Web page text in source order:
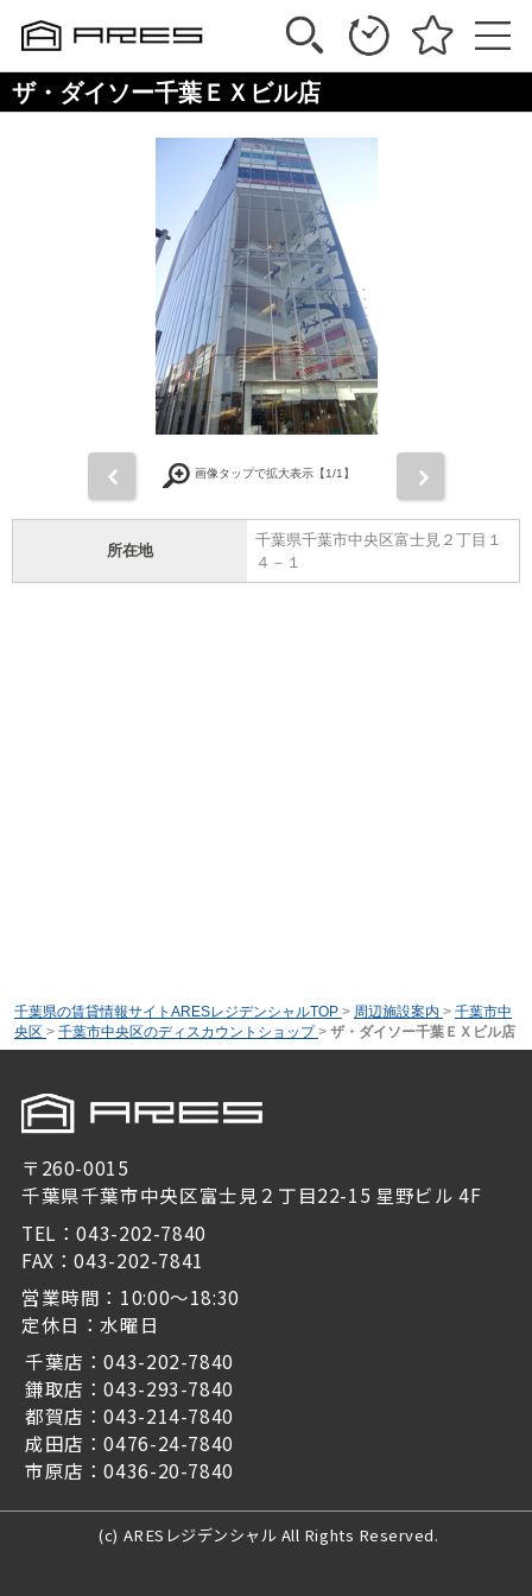
ザ・ダイソー千葉ＥＸビル店
画像タップで拡大表示【1/1】
所在地
千葉県千葉市中央区富士見２丁目１
４－１
千葉県の賃貸情報サイトARESレジデンシャルTOP > 周辺施設案内 > 千葉市中
央区 > 千葉市中央区のディスカウントショップ > ザ・ダイソー千葉ＥＸビル店
〒260-0015
千葉県千葉市中央区富士見２丁目22-15 星野ビル 4F
TEL：043-202-7840
FAX：043-202-7841
営業時間：10:00～18:30
定休日：水曜日
千葉店：043-202-7840
鎌取店：043-293-7840
都賀店：043-214-7840
成田店：0476-24-7840
市原店：0436-20-7840
(c) ARESレジデンシャル All Rights Reserved.